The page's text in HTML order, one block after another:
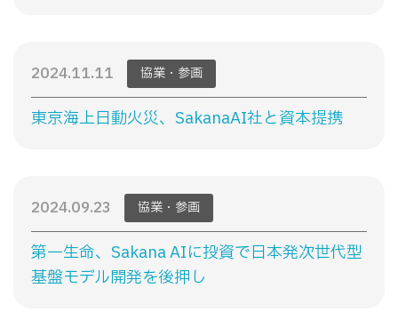
2024.11.11 協業・参画
東京海上日動火災、SakanaAI社と資本提携
2024.09.23 協業・参画
第一生命、Sakana AIに投資で日本発次世代型
基盤モデル開発を後押し